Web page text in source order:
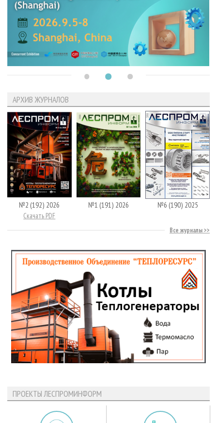
АРХИВ ЖУРНАЛОВ
№2 (192) 2026
Скачать PDF
№1 (191) 2026 №6 (190) 2025
Все журналы
ПРОЕКТЫ ЛЕСПРОМИНФОРМ